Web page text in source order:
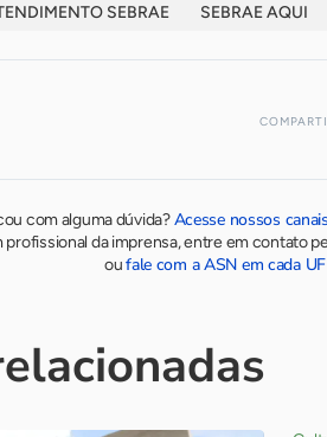
SEBRAE SEBRAE AQUI
com alguma dúvida?Acesse nossos
profissional da imprensa, entre em contato
oufale com a ASN em cada UF